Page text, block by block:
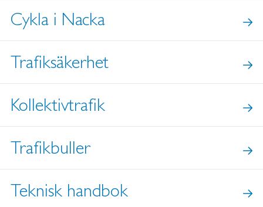
Cykla i Nacka
Trafiksäkerhet
Kollektivtrafik
Trafikbuller
Teknisk handbok